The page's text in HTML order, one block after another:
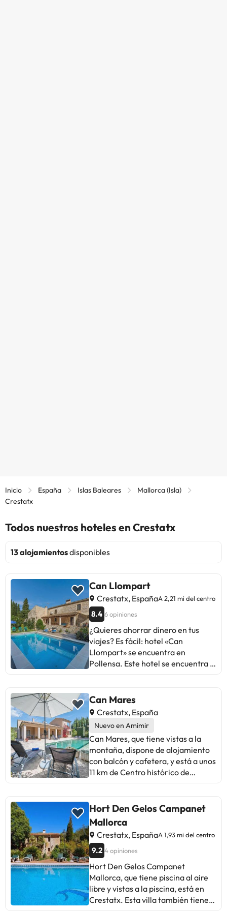
Inicio España Islas Baleares
Mallorca (Isla)
Crestatx
Todos nuestros hoteles en Crestatx
13 alojamientosdisponibles
Can Llompart
Crestatx, EspañaA 2,21 mi del centro
8.4 6 opiniones
¿Quieres ahorrar dinero en tus
viajes? Es fácil: hotel «Can
Llompart» se encuentra en
Pollensa. Este hotel se encuentra a
residencial de el hotel. Lugares
cercanos: Cala Salada Beach,
Alcudia Beach y Cala Agulla Beach.
Can Mares
Crestatx, España
Nuevo en Amimir
Can Mares, que tiene vistas a la
montaña, dispone de alojamiento
con balcón y cafetera, y está a unos
11 km de Centro histórico de
wifi gratis y parking privado gratis.
La villa dispone de 3 dormitorios,
cocina con nevera y lavavajillas,
lavadora y 2 baños con artículos de
aseo gratuitos y secador de pelo.
Hay toallas y ropa de cama en la
villa. Parque Natural de la Albufera
de Mallorca está a 15 km del
alojamiento, y Monasterio de Lluc
está a 26 km. El aeropuerto
Hort Den Gelos Campanet
Mallorca
Crestatx, EspañaA 1,93 mi del centro
9.2 4 opiniones
Hort Den Gelos Campanet
Mallorca, que tiene piscina al aire
libre y vistas a la piscina, está en
Crestatx. Esta villa también tiene